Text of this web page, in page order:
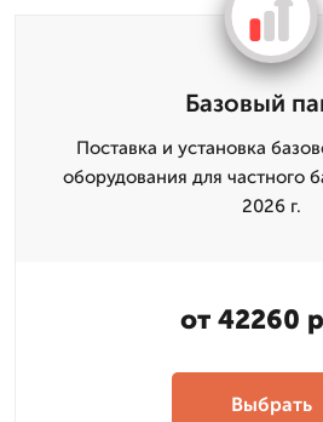
Базовый
Поставка и установка
оборудования для частного
2026 г.
от 42260
Выбрать